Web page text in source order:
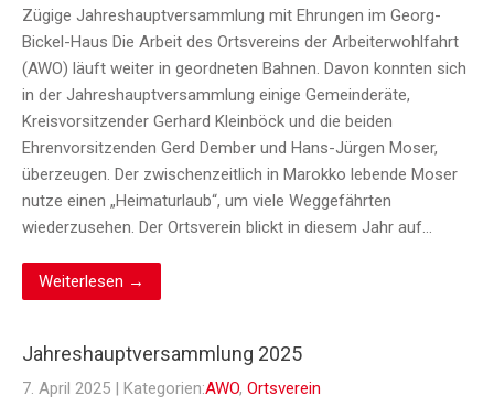
Zügige Jahreshauptversammlung mit Ehrungen im Georg-
Bickel-Haus Die Arbeit des Ortsvereins der Arbeiterwohlfahrt
(AWO) läuft weiter in geordneten Bahnen. Davon konnten sich
in der Jahreshauptversammlung einige Gemeinderäte,
Kreisvorsitzender Gerhard Kleinböck und die beiden
Ehrenvorsitzenden Gerd Dember und Hans-Jürgen Moser,
überzeugen. Der zwischenzeitlich in Marokko lebende Moser
nutze einen „Heimaturlaub“, um viele Weggefährten
wiederzusehen. Der Ortsverein blickt in diesem Jahr auf…
Weiterlesen →
Jahreshauptversammlung 2025
7. April 2025 | Kategorien:AWO, Ortsverein